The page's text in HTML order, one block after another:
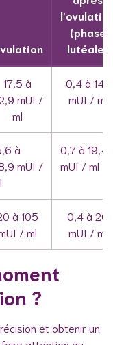
(phase
lutéale)
17,5 à
mUI /
ml
0,4 à 14,1
mUI / ml
à
mUI /
0,7 à 19,4
mUI / ml
à 105
/ ml
0,4 à 20
mUI / ml
?
et obtenir un